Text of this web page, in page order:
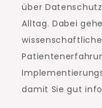
über
Alltag. Dabei
damit Sie gut